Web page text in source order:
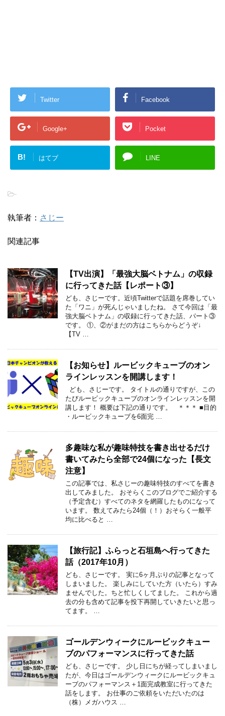
Twitter Facebook
Google+ Pocket
B! はてブ LINE
-
執筆者： さじー
関連記事
【TV出演】「最強大脳ベトナム」の収録
に行ってきた話【レポート③】
ども、さじーです。近頃Twitterで話題を席巻してい
た「ワニ」が死んじゃいましたね。 さて今回は「最
強大脳ベトナム」の収録に行ってきた話、パート③
です。 ①、②がまだの方はこちらからどうぞ↓
【TV …
【お知らせ】ルービックキューブのオン
ラインレッスンを開講します！
ども、さじーです。 タイトルの通りですが、この
たびルービックキューブのオンラインレッスンを開
講します！ 概要は下記の通りです。 ＊＊＊ ■目的
・ルービックキューブを6面完 …
多趣味な私が趣味特技を書き出せるだけ
書いてみたら全部で24個になった【長文
注意】
この記事では、私さじーの趣味特技のすべてを書き
出してみました。 おそらくこのブログでご紹介する
（予定含む）すべてのネタを網羅したものになって
います。 数えてみたら24個（！）おそらく一般平
均に比べると …
【旅行記】ふらっと石垣島へ行ってきた
話（2017年10月）
ども、さじーです。 実に6ヶ月ぶりの記事となって
しまいました。 楽しみにしていた方（いたら）すみ
ませんでした。ちと忙しくしてました。 これから過
去の分も含めて記事を投下再開していきたいと思っ
てます。 …
ゴールデンウィークにルービックキュー
ブのパフォーマンスに行ってきた話
ども、さじーです。 少し日にちが経ってしまいまし
たが、今日はゴールデンウィークにルービックキュ
ーブのパフォーマンス＋1面完成教室に行ってきた
話をします。 お仕事のご依頼をいただいたのは
（株）メガハウス …